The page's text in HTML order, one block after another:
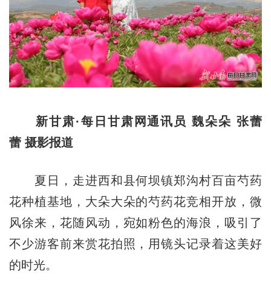
新甘肃·每日甘肃网通讯员 魏朵朵 张蕾
蕾 摄影报道
夏日，走进西和县何坝镇郑沟村百亩芍药
花种植基地，大朵大朵的芍药花竞相开放，微
风徐来，花随风动，宛如粉色的海浪，吸引了
不少游客前来赏花拍照，用镜头记录着这美好
的时光。